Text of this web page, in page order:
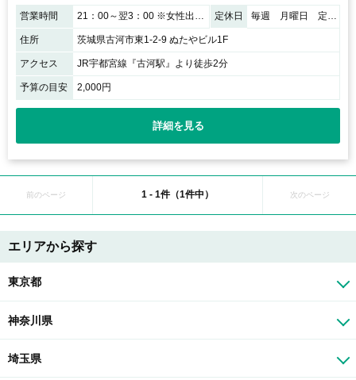
営業時間 定休日
住所 茨城県古河市東1-2-9 ぬたやビル1F
アクセス JR宇都宮線『古河駅』より徒歩2分
予算の目安 2,000円
詳細を見る
前のページ 1 - 1件（1件中） 次のページ
エリアから探す
東京都
神奈川県
埼玉県